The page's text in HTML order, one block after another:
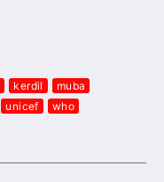
kerdil
muba
unicef who